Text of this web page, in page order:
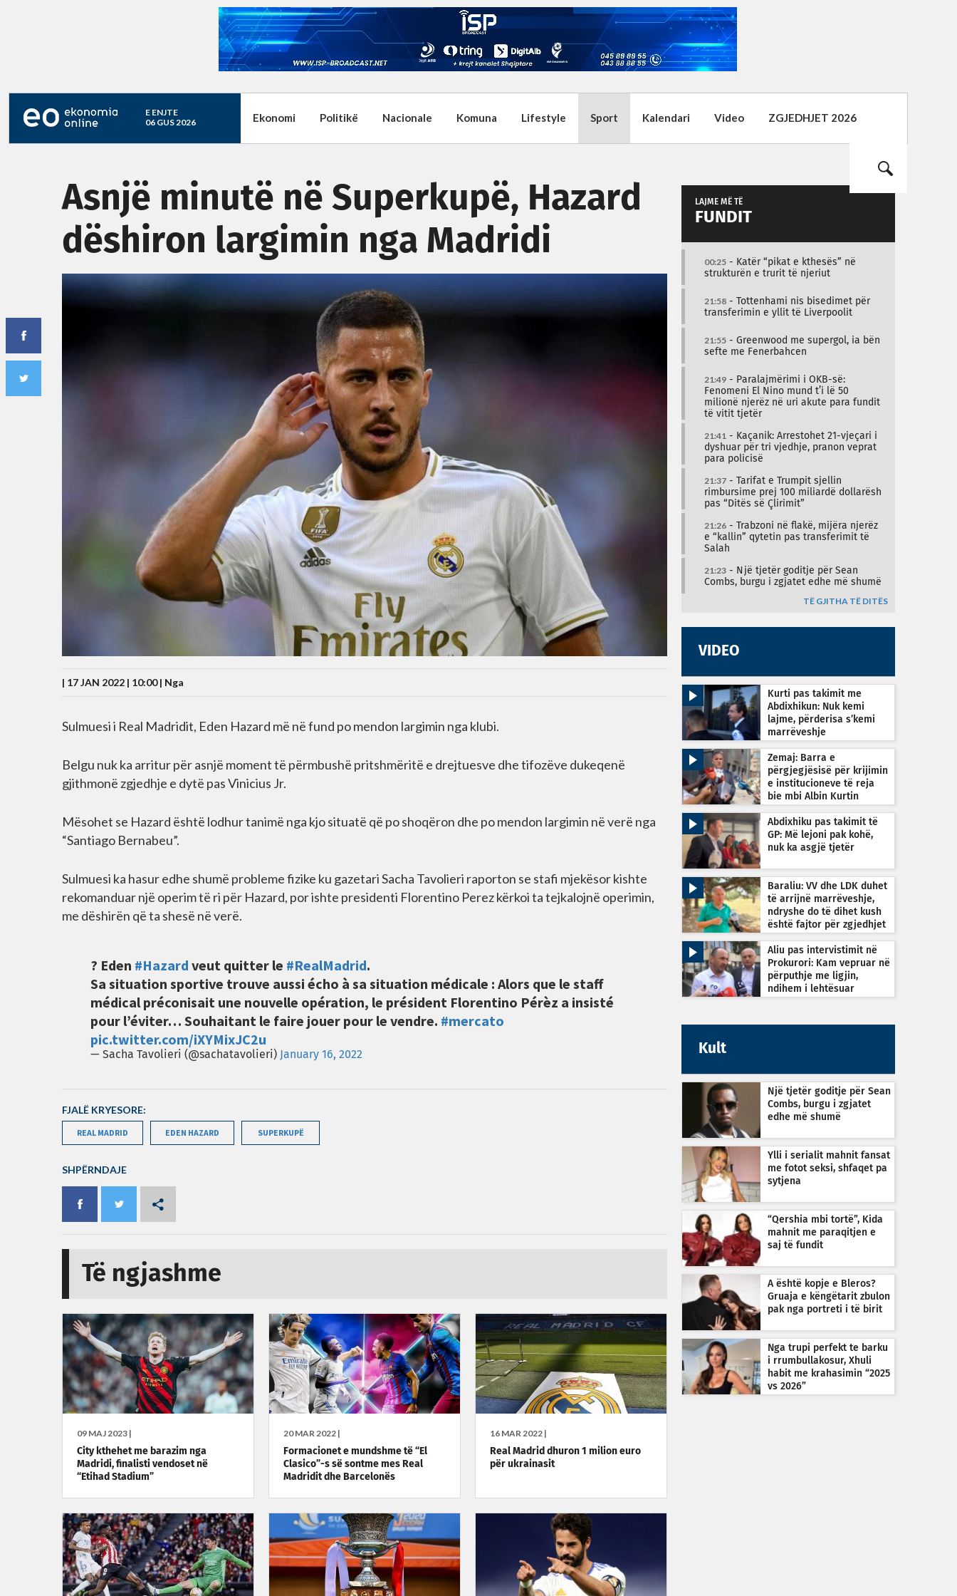
E ENJTE
06 GUS 2026
Ekonomi Politikë Nacionale Komuna Lifestyle Sport Kalendari Video ZGJEDHJET 2026
Asnjë minutë në Superkupë, Hazard
dëshiron largimin nga Madridi
| 17 JAN 2022 | 10:00 | Nga
Sulmuesi i Real Madridit, Eden Hazard më në fund po mendon largimin nga klubi.
Belgu nuk ka arritur për asnjë moment të përmbushë pritshmëritë e drejtuesve dhe tifozëve dukeqenë
gjithmonë zgjedhje e dytë pas Vinicius Jr.
Mësohet se Hazard është lodhur tanimë nga kjo situatë që po shoqëron dhe po mendon largimin në verë nga
“Santiago Bernabeu”.
Sulmuesi ka hasur edhe shumë probleme fizike ku gazetari Sacha Tavolieri raporton se stafi mjekësor kishte
rekomanduar një operim të ri për Hazard, por ishte presidenti Florentino Perez kërkoi ta tejkalojnë operimin,
me dëshirën që ta shesë në verë.
? Eden #Hazard veut quitter le #RealMadrid.
Sa situation sportive trouve aussi écho à sa situation médicale : Alors que le staff
médical préconisait une nouvelle opération, le président Florentino Pérèz a insisté
pour l’éviter… Souhaitant le faire jouer pour le vendre. #mercato
pic.twitter.com/iXYMixJC2u
— Sacha Tavolieri (@sachatavolieri) January 16, 2022
FJALË KRYESORE:
REAL MADRID EDEN HAZARD SUPERKUPË
SHPËRNDAJE
Të ngjashme
09 MAJ 2023 |
City kthehet me barazim nga
Madridi, finalisti vendoset në
“Etihad Stadium”
20 MAR 2022 |
Formacionet e mundshme të “El
Clasico”-s së sontme mes Real
Madridit dhe Barcelonës
16 MAR 2022 |
Real Madrid dhuron 1 milion euro
për ukrainasit
LAJME MË TË
FUNDIT
00:25 - Katër “pikat e kthesës” në
strukturën e trurit të njeriut
21:58 - Tottenhami nis bisedimet për
transferimin e yllit të Liverpoolit
21:55 - Greenwood me supergol, ia bën
sefte me Fenerbahcen
21:49 - Paralajmërimi i OKB-së:
Fenomeni El Nino mund t’i lë 50
milionë njerëz në uri akute para fundit
të vitit tjetër
21:41 - Kaçanik: Arrestohet 21-vjeçari i
dyshuar për tri vjedhje, pranon veprat
para policisë
21:37 - Tarifat e Trumpit sjellin
rimbursime prej 100 miliardë dollarësh
pas “Ditës së Çlirimit”
21:26 - Trabzoni në flakë, mijëra njerëz
e “kallin” qytetin pas transferimit të
Salah
21:23 - Një tjetër goditje për Sean
Combs, burgu i zgjatet edhe më shumë
TË GJITHA TË DITËS
VIDEO
Kurti pas takimit me
Abdixhikun: Nuk kemi
lajme, përderisa s’kemi
marrëveshje
Zemaj: Barra e
përgjegjësisë për krijimin
e institucioneve të reja
bie mbi Albin Kurtin
Abdixhiku pas takimit të
GP: Më lejoni pak kohë,
nuk ka asgjë tjetër
Baraliu: VV dhe LDK duhet
të arrijnë marrëveshje,
ndryshe do të dihet kush
është fajtor për zgjedhjet
Aliu pas intervistimit në
Prokurori: Kam vepruar në
përputhje me ligjin,
ndihem i lehtësuar
Kult
Një tjetër goditje për Sean
Combs, burgu i zgjatet
edhe më shumë
Ylli i serialit mahnit fansat
me fotot seksi, shfaqet pa
sytjena
“Qershia mbi tortë”, Kida
mahnit me paraqitjen e
saj të fundit
A është kopje e Bleros?
Gruaja e këngëtarit zbulon
pak nga portreti i të birit
Nga trupi perfekt te barku
i rrumbullakosur, Xhuli
habit me krahasimin “2025
vs 2026”